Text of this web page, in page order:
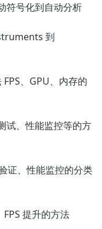
符号化到自动分析
到
、GPU、内存的
试、性能监控等的方
证、性能监控的分类
提升的方法